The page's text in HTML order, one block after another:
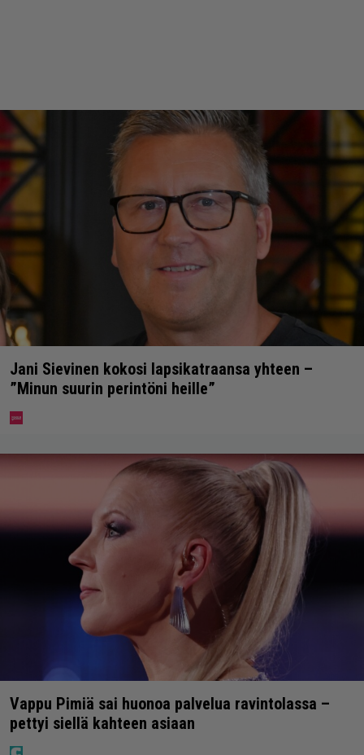
Jani Sievinen kokosi lapsikatraansa yhteen –
”Minun suurin perintöni heille”
Vappu Pimiä sai huonoa palvelua ravintolassa –
pettyi siellä kahteen asiaan